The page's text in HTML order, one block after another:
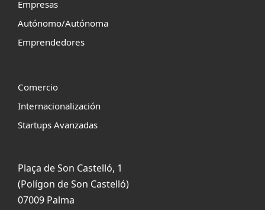
Empresas
Autónomo/Autónoma
Emprendedores
Comercio
Internacionalización
Startups Avanzadas
Plaça de Son Castelló, 1
(Polígon de Son Castelló)
07009 Palma